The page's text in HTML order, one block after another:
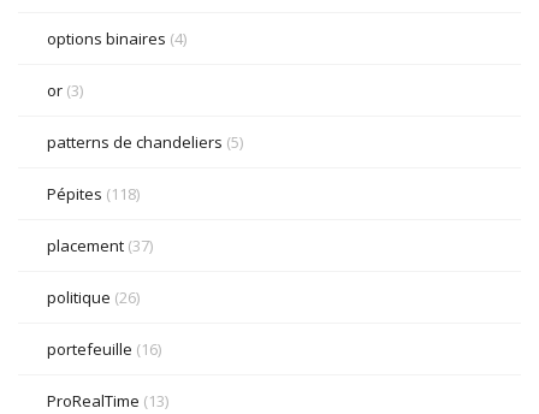
options binaires (4)
or (3)
patterns de chandeliers (5)
Pépites (118)
placement (37)
politique (26)
portefeuille (16)
ProRealTime (13)